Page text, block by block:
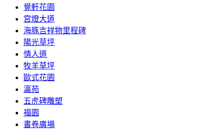
覺軒花園
宮燈大道
海豚吉祥物里程碑
陽光草坪
情人道
牧羊草坪
歐式花園
瀛苑
五虎碑雕塑
福園
書卷廣場